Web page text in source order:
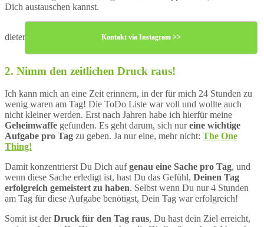
Dich austauschen kannst.
dieter Kontakt via Instagram >>
2. Nimm den zeitlichen Druck raus!
Ich kann mich an eine Zeit erinnern, in der für mich 24 Stunden zu
wenig waren am Tag! Die ToDo Liste war voll und wollte auch
nicht kleiner werden. Erst nach Jahren habe ich hierfür meine
Geheimwaffe gefunden. Es geht darum, sich nureine wichtige
Aufgabe pro Tag zu geben. Ja nur eine, mehr nicht: The One
Thing!
Damit konzentrierst Du Dich aufgenau eine Sache pro Tag, und
wenn diese Sache erledigt ist, hast Du das Gefühl, Deinen Tag
erfolgreich gemeistert zu haben. Selbst wenn Du nur 4 Stunden
am Tag für diese Aufgabe benötigst, Dein Tag war erfolgreich!
Somit ist derDruck für den Tag raus, Du hast dein Ziel erreicht,